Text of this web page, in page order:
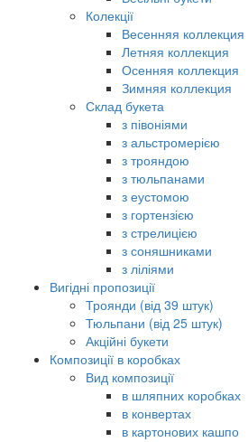
Колекції
Весенняя коллекция
Летняя коллекция
Осенняя коллекция
Зимняя коллекция
Склад букета
з півоніями
з альстромерією
з трояндою
з тюльпанами
з еустомою
з гортензією
з стрелицією
з соняшниками
з ліліями
Вигідні пропозиції
Троянди (від 39 штук)
Тюльпани (від 25 штук)
Акційні букети
Композиції в коробках
Вид композиції
в шляпних коробках
в конвертах
в картонових кашпо